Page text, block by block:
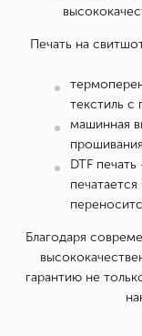
Печать на
текстиль
машинная
DTF
Благодаря
гарантию не